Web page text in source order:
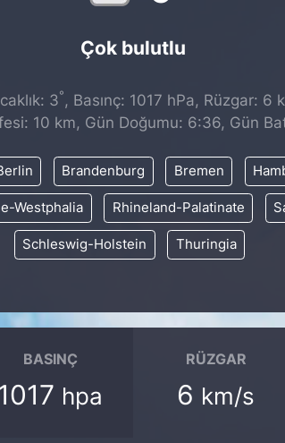
Çok bulutlu
3° , Basınç: 1017 hPa, Rüzgar: 6
10 km, Gün Doğumu: 6:36, Gün
Brandenburg Bremen
Westphalia Rhineland-Palatinate
Schleswig-Holstein Thuringia
BASINÇ
hpa
RÜZGAR
6 km/s